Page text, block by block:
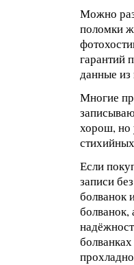
Можно
поломки
гарантий
данные из
Многие
хорош, но
Если
записи
болванок
болванок,